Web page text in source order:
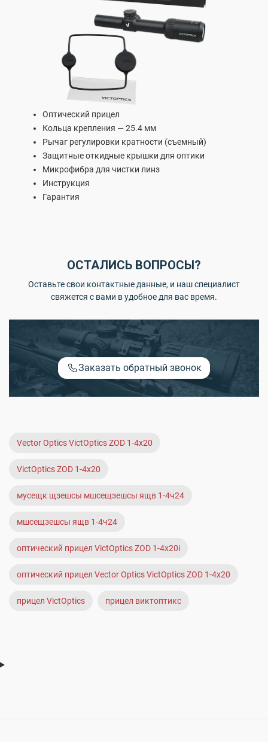
Оптический прицел
Кольца крепления — 25.4 мм
Рычаг регулировки кратности (съемный)
Защитные откидные крышки для оптики
Микрофибра для чистки линз
Инструкция
Гарантия
ОСТАЛИСЬ ВОПРОСЫ?
Оставьте свои контактные данные, и наш специалист
свяжется с вами в удобное для вас время.
Заказать обратный звонок
Vector Optics VictOptics ZOD 1-4x20
VictOptics ZOD 1-4x20
мусещк щзешсы мшсещзешсы ящв 1-4ч24
мшсещзешсы ящв 1-4ч24
оптический прицел VictOptics ZOD 1-4x20i
оптический прицел Vector Optics VictOptics ZOD 1-4x20
прицел VictOptics прицел виктоптикс